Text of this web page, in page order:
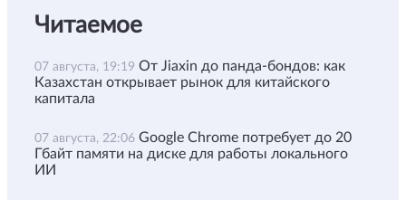
Читаемое
07 августа, 19:19 От Jiaxin до панда-бондов: как
Казахстан открывает рынок для китайского
капитала
07 августа, 22:06 Google Chrome потребует до 20
Гбайт памяти на диске для работы локального
ИИ